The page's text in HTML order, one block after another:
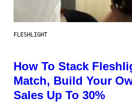
FLESHLIGHT
How To Stack
Match, Build Your
Sales Up To 30%